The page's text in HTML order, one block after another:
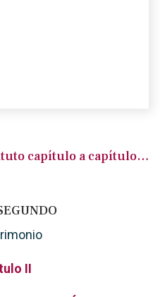
capítulo a capítulo…
II